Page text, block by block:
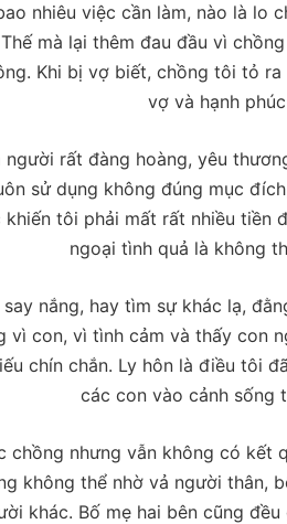
nhiêu việc cần làm, nào là lo
mà lại thêm đau đầu vì
Khi bị vợ biết, chồng tôi tỏ
vợ và hạnh
rất đàng hoàng, yêu
sử dụng không đúng mục
tôi phải mất rất nhiều tiền
ngoại tình quả là không
nắng, hay tìm sự khác lạ,
vì con, vì tình cảm và thấy con
chín chắn. Ly hôn là điều tôi
các con vào cảnh sống
chồng nhưng vẫn không có
không thể nhờ vả người thân,
khác. Bố mẹ hai bên cũng